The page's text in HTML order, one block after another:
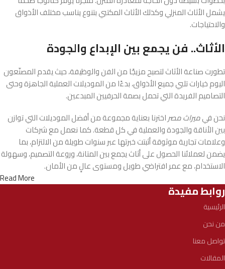
يشمل الأثاث المنزلي وكذلك الأثاث المكتبي بتنوع يناسب مختلف الأذواق
والاحتياجات.
الأثاث.. فن يجمع بين الإبداع والجودة
تطورت صناعة الأثاث لتصبح مزيجًا من الفن والوظيفة، حيث يقدم المصنّعون
اليوم خيارات تلبي جميع الأذواق، بدءًا من الموديلات العملية الجاهزة وحتى
التصاميم الفريدة التي تحمل بصمة الحرفيين المبدعين.
نحن فيميراث مصراخترنا بعناية مجموعة من أفضل الموديلات التي توازن
بين الأناقة والجودة والعملية في كل قطعة. كما نعمل مع شركات
وعلامات تجارية موثوقة أثبتت خبرتها عبر سنوات طويلة من الالتزام، بما
يضمن لعملائنا الحصول على أثاث يجمع بين المتانة، وروعة التصميم، وسهولة
الاستخدام، مع عمر افتراضي طويل ومستوى عالٍ من الأمان.
Read More
روابط مفيدة
الرئيسية
من نحن
تواصل معنا
المقالات